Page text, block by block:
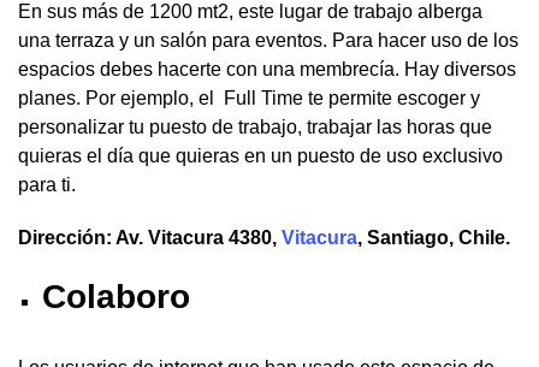
En sus más de 1200 mt2, este lugar de trabajo alberga
una terraza y un salón para eventos. Para hacer uso de los
espacios debes hacerte con una membrecía. Hay diversos
planes. Por ejemplo, el Full Time te permite escoger y
personalizar tu puesto de trabajo, trabajar las horas que
quieras el día que quieras en un puesto de uso exclusivo
para ti.
Dirección: Av. Vitacura 4380, Vitacura, Santiago, Chile.
Colaboro